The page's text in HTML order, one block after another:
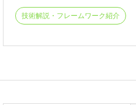
技術解説・フレームワーク紹介